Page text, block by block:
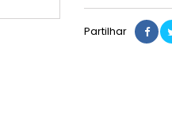
Partilhar